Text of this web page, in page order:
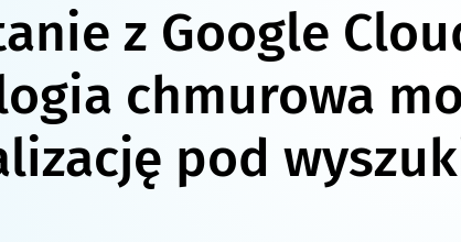
z Google
chmurowa
pod